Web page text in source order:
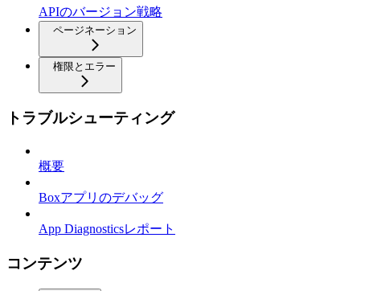
APIのバージョン戦略
ページネーション
権限とエラー
トラブルシューティング
概要
Boxアプリのデバッグ
App Diagnosticsレポート
コンテンツ